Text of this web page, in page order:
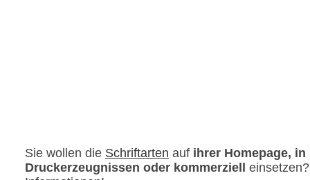
Sie wollen die Schriftarten auf ihrer Homepage, in
Druckerzeugnissen oder kommerziell